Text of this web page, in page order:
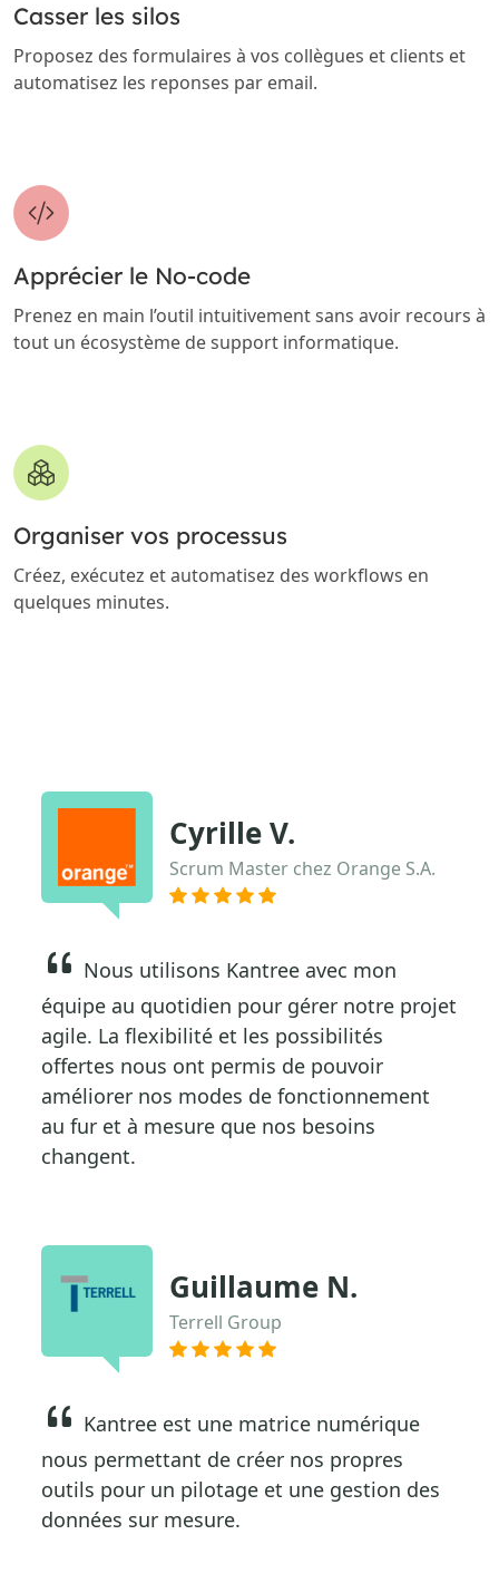
Casser les silos
Proposez des formulaires à vos collègues et clients et
automatisez les reponses par email.
Apprécier le No-code
Prenez en main l’outil intuitivement sans avoir recours à
tout un écosystème de support informatique.
Organiser vos processus
Créez, exécutez et automatisez des workflows en
quelques minutes.
Cyrille V.
Scrum Master chez Orange S.A.
Nous utilisons Kantree avec mon
équipe au quotidien pour gérer notre projet
agile. La flexibilité et les possibilités
offertes nous ont permis de pouvoir
améliorer nos modes de fonctionnement
au fur et à mesure que nos besoins
changent.
Guillaume N.
Terrell Group
Kantree est une matrice numérique
nous permettant de créer nos propres
outils pour un pilotage et une gestion des
données sur mesure.